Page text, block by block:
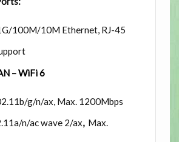
100M/10M Ethernet, RJ-45
– WiFi 6
g/n/ax, Max. 1200Mbps
n/ac wave 2/ax, Max.